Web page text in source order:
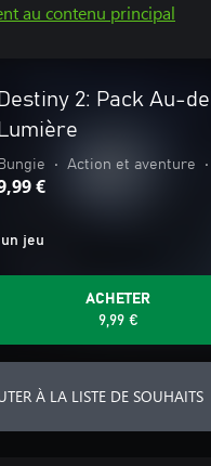
au contenu principal
Destiny 2: Pack Au-
Lumière
Bungie • Action et aventure •
€
jeu
ACHETER
9,99 €
À LA LISTE DE SOUHAITS